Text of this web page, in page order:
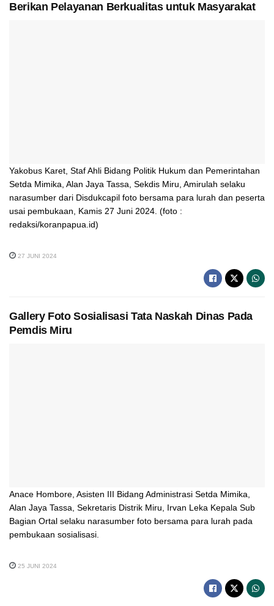
Berikan Pelayanan Berkualitas untuk Masyarakat
Yakobus Karet, Staf Ahli Bidang Politik Hukum dan Pemerintahan
Setda Mimika, Alan Jaya Tassa, Sekdis Miru, Amirulah selaku
narasumber dari Disdukcapil foto bersama para lurah dan peserta
usai pembukaan, Kamis 27 Juni 2024. (foto :
redaksi/koranpapua.id)
27 JUNI 2024
Gallery Foto Sosialisasi Tata Naskah Dinas Pada
Pemdis Miru
Anace Hombore, Asisten III Bidang Administrasi Setda Mimika,
Alan Jaya Tassa, Sekretaris Distrik Miru, Irvan Leka Kepala Sub
Bagian Ortal selaku narasumber foto bersama para lurah pada
pembukaan sosialisasi.
25 JUNI 2024